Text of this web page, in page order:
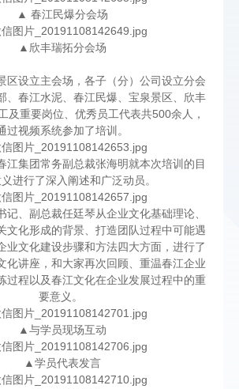
▲ 春江民爆分会场
▲欣丰瑞拓分会场
区设立主会场，各子（分）公司设立分会
、春江水泥、春江民爆、宝泉景区、欣丰
及重要岗位、优秀员工代表共500余人，
过视频系统参加了培训。
江集团常务副总裁张海明就本次培训的目
进行了深入阐述和广泛动员。
记、副总裁任廷琴从企业文化基础理论、
文化形成的背景、打造团队过程中可能遇
业文化建设步骤和方法四大方面，进行了
化讲座，和大家再次回顾、重温春江企业
过程以及春江文化在企业发展过程中的重
要意义。
▲与学员现场互动
▲学员代表发言